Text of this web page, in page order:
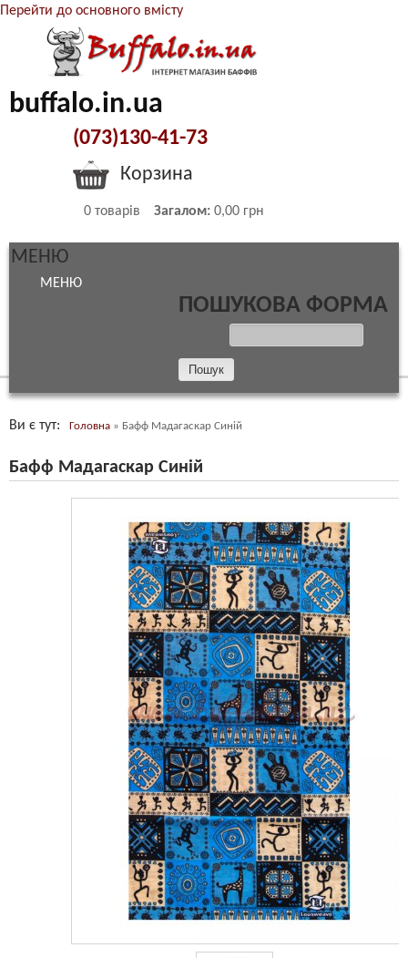
Перейти до основного вмісту
buffalo.in.ua
(073)130-41-73
Корзина
0 товарів Загалом: 0,00 грн
МЕНЮ
МЕНЮ
ПОШУКОВА ФОРМА
Ви є тут Головна » Бафф Мадагаскар Синій
Бафф Мадагаскар Синій